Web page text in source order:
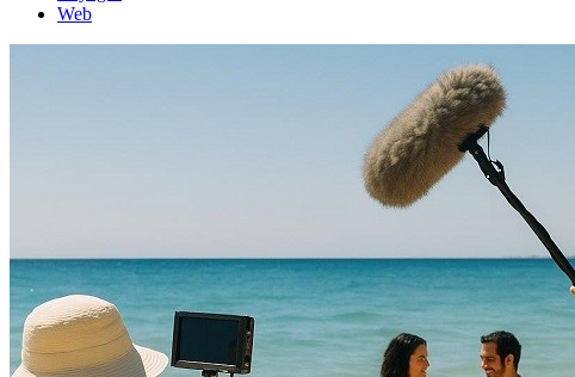
Web